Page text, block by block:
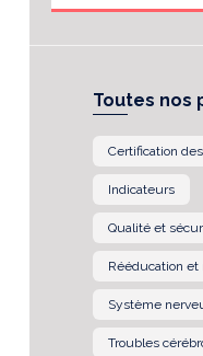
Toutes nos
Certification
Indicateurs
Qualité et
Rééducation et
Système
Troubles